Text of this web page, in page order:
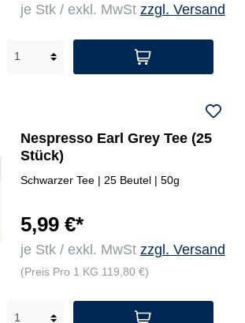
je Stk / exkl. MwSt zzgl. Versand
Nespresso Earl Grey Tee (25
Stück)
Schwarzer Tee | 25 Beutel | 50g
5,99 €*
je Stk / exkl. MwSt zzgl. Versand
(Preis Pro 1 KG 119,80 €)